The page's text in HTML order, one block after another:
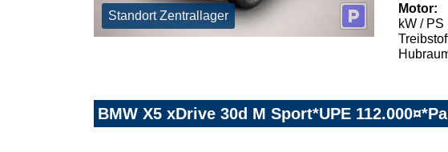
Standort Zentrallager
Motor:
kW / PS
BMW X5 xDrive 30d M Sport*UPE